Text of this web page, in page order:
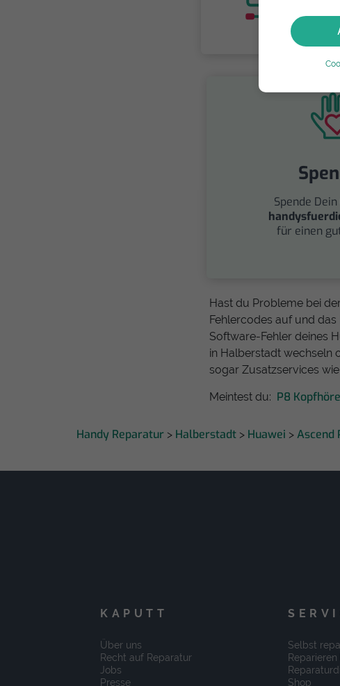
Spende
für einen
Hast du Probleme bei
Fehlercodes auf und
Software-Fehler deines
in Halberstadt wechseln
sogar Zusatzservices
Meintest du: P8
Handy Reparatur > Halberstadt > Huawei > Ascend
KAPUTT
Über uns
Recht auf Reparatur
Jobs
Presse
Selbst
Reparieren
Shop